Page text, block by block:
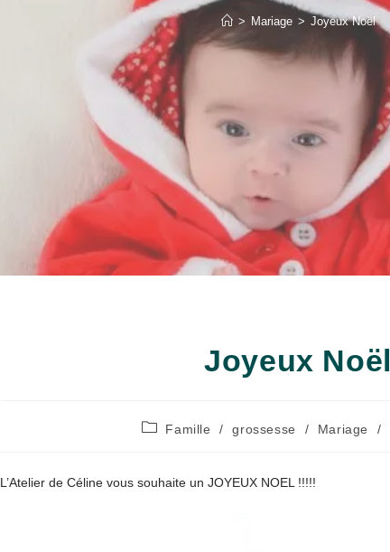
> Mariage > Joyeux Noël
Joyeux Noël
PostFamille / grossesse / Mariage /
L’Atelier de Céline vous souhaite un JOYEUX NOEL !!!!!